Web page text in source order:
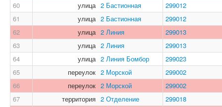
60
улица 2 Бастионная
299012
61
улица 2 Бастионная
299012
62
улица 2 Линия
299013
63
улица 2 Линия
299013
64
улица 2 Линия Бомбор
299023
65
переулок 2 Морской
299002
66
переулок 2 Морской
299002
67
территория 2 Отделение
299018